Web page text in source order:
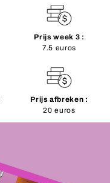
Prijs week 3 :
7.5 euros
Prijs afbreken :
20 euros